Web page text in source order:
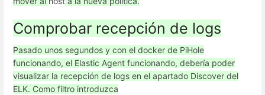
Comprobar recepción de logs
Pasado unos segundos y con el docker de PiHole
funcionando, el Elastic Agent funcionando, debería poder
visualizar la recepción de logs en el apartado Discover del
ELK. Como filtro introduzca